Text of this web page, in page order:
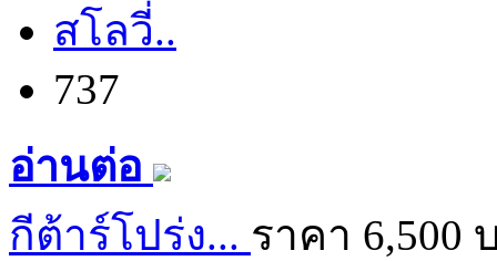
สโลวี่..
737
อ่านต่อ
กีต้าร์โปร่ง... ราคา 6,500